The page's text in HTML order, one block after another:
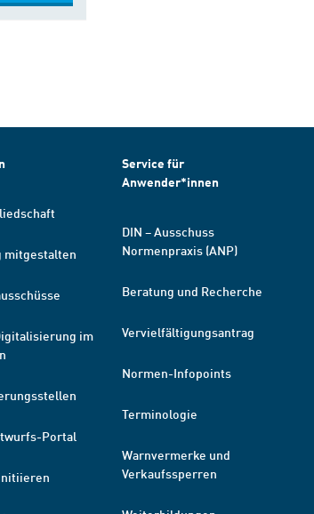
mitgestalten
im
Portal
Service für
Anwender*innen
DIN – Ausschuss
Normenpraxis (ANP)
Beratung und Recherche
Vervielfältigungsantrag
Normen-Infopoints
Terminologie
Warnvermerke und
Verkaufssperren